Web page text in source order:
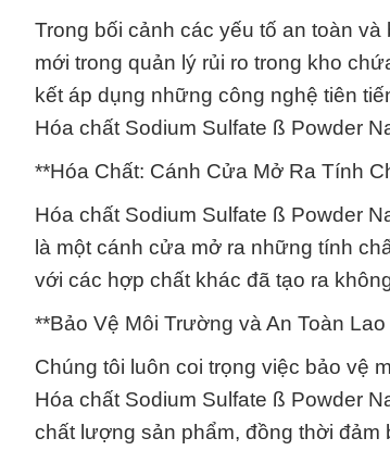
Trong bối cảnh các yếu tố an toàn
mới trong quản lý rủi ro trong kho
kết áp dụng những công nghệ tiên
Hóa chất Sodium Sulfate ß Powder
**Hóa Chất: Cánh Cửa Mở Ra Tính
Hóa chất Sodium Sulfate ß Powder
là một cánh cửa mở ra những tính
với các hợp chất khác đã tạo ra
**Bảo Vệ Môi Trường và An Toàn
Chúng tôi luôn coi trọng việc bảo vệ
Hóa chất Sodium Sulfate ß Powder
chất lượng sản phẩm, đồng thời